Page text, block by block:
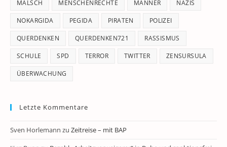
MALSCH MENSCHENRECHTE MÄNNER NAZIS
NOKARGIDA PEGIDA PIRATEN POLIZEI
QUERDENKEN QUERDENKEN721 RASSISMUS
SCHULE SPD TERROR TWITTER ZENSURSULA
ÜBERWACHUNG
Letzte Kommentare
Sven Horlemann zu Zeitreise – mit BAP